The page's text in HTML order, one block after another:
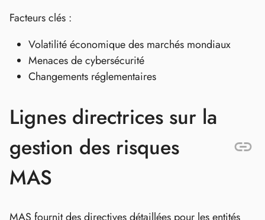
Facteurs clés :
Volatilité économique des marchés mondiaux
Menaces de cybersécurité
Changements réglementaires
Lignes directrices sur la
gestion des risques
MAS